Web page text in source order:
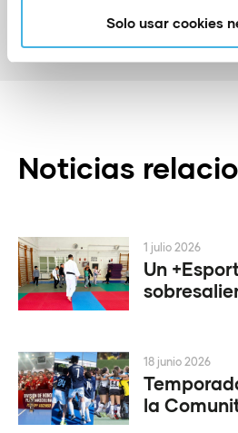
Solo usar cookies
Club Esportiu
Noticias
Un
1 julio 2026
la
18 junio 2026